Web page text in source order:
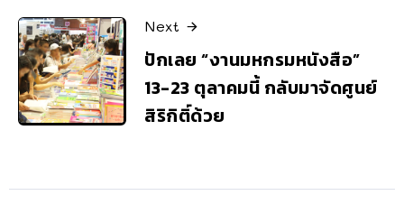
Next
ปักเลย “งานมหกรมหนังสือ”
13-23 ตุลาคมนี้ กลับมาจัดศูนย์
สิริกิติ์ด้วย